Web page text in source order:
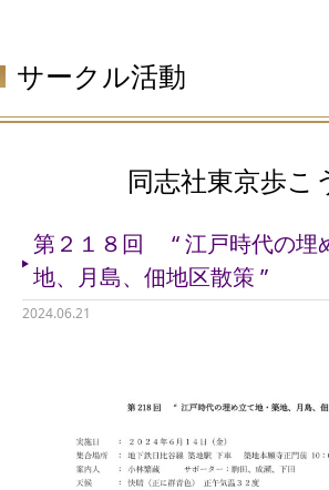
サークル活動
同志社東京歩こ
第２１８回 “ 江戸時代の埋
地、月島、佃地区散策 ”
2024.06.21